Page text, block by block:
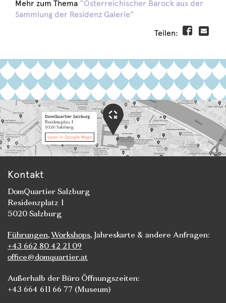
Mehr zum Thema “Österreichischer Barock aus der
Sammlung der Residenz Galerie”
Teilen:
Kontakt
DomQuartier Salzburg
Residenzplatz 1
5020 Salzburg
Führungen,Workshops, Jahreskarte & andere Anfragen:
+43 662 80 42 21 09
office@domquartier.at
Außerhalb der Büro Öffnungszeiten:
+43 664 611 66 77 (Museum)